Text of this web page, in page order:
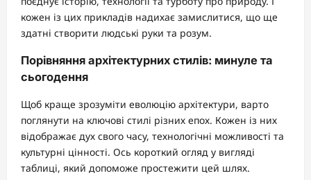
кожен із цих прикладів надихає замислитися, що ще
здатні створити людські руки та розум.
Порівняння архітектурних стилів: минуле та
сьогодення
Щоб краще зрозуміти еволюцію архітектури, варто
поглянути на ключові стилі різних епох. Кожен із них
відображає дух свого часу, технологічні можливості та
культурні цінності. Ось короткий огляд у вигляді
таблиці, який допоможе простежити цей шлях.